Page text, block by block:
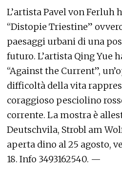
L’artista Pavel von Ferluh
“Distopie Triestine”
paesaggi urbani di una
futuro. L’artista Qing Yue
“Against the Current”,
difficoltà della vita
coraggioso pesciolino
corrente. La mostra è
Deutschvila, Strobl am
aperta dino al 25 agosto,
18. Info 3493162540. —